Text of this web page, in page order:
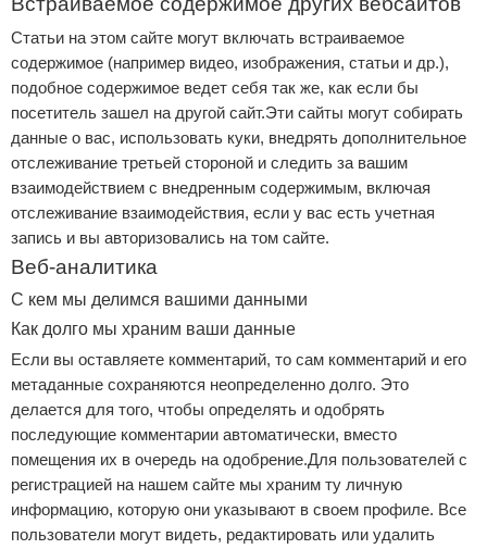
Статьи на этом сайте могут включать встраиваемое
содержимое (например видео, изображения, статьи и др.),
подобное содержимое ведет себя так же, как если бы
посетитель зашел на другой сайт.Эти сайты могут собирать
данные о вас, использовать куки, внедрять дополнительное
отслеживание третьей стороной и следить за вашим
взаимодействием с внедренным содержимым, включая
отслеживание взаимодействия, если у вас есть учетная
запись и вы авторизовались на том сайте.
Веб-аналитика
С кем мы делимся вашими данными
Как долго мы храним ваши данные
Если вы оставляете комментарий, то сам комментарий и его
метаданные сохраняются неопределенно долго. Это
делается для того, чтобы определять и одобрять
последующие комментарии автоматически, вместо
помещения их в очередь на одобрение.Для пользователей с
регистрацией на нашем сайте мы храним ту личную
информацию, которую они указывают в своем профиле. Все
пользователи могут видеть, редактировать или удалить